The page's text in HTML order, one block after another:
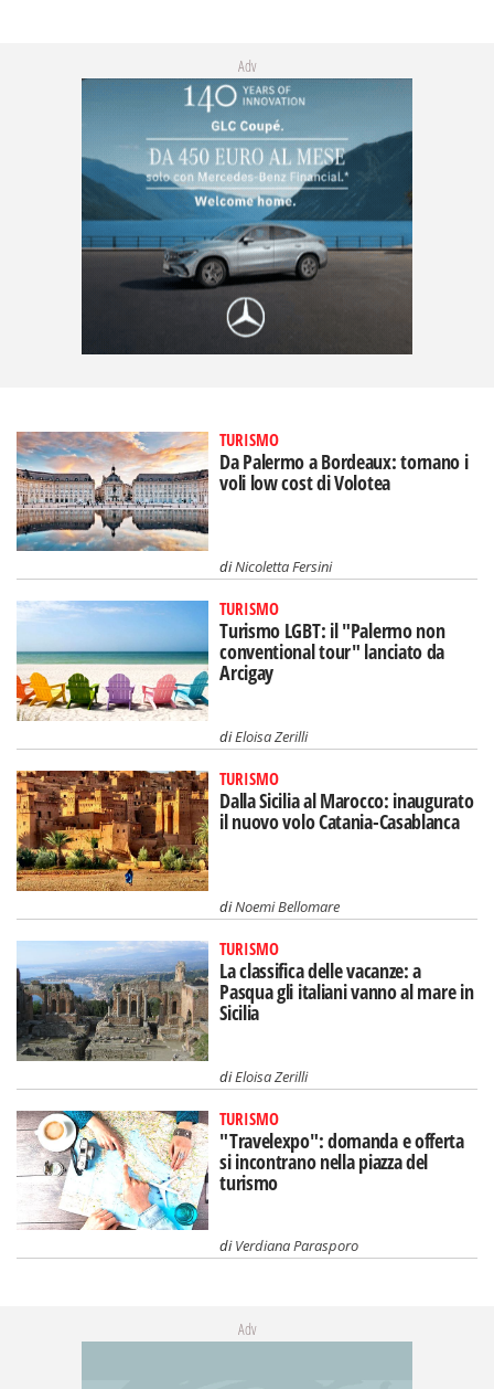
Adv
TURISMO
Da Palermo a Bordeaux: tornano i
voli low cost di Volotea
diNicoletta Fersini
TURISMO
Turismo LGBT: il "Palermo non
conventional tour" lanciato da
Arcigay
diEloisa Zerilli
TURISMO
Dalla Sicilia al Marocco: inaugurato
il nuovo volo Catania-Casablanca
diNoemi Bellomare
TURISMO
La classifica delle vacanze: a
Pasqua gli italiani vanno al mare in
Sicilia
diEloisa Zerilli
TURISMO
"Travelexpo": domanda e offerta
si incontrano nella piazza del
turismo
diVerdiana Parasporo
Adv